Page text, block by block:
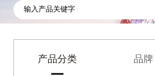
产品分类 品牌